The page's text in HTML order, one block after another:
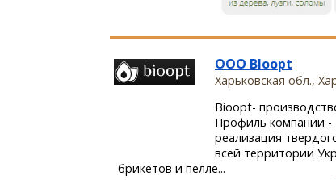
ООО BIoopt
Харьковская обл.,
Bioopt-
Профиль компании -
реализация
всей территории
брикетов и пелле...